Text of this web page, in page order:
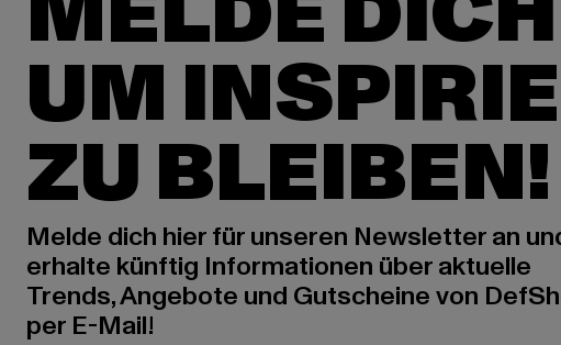
UM
ZU BLEIBEN!
Melde dich hier für unseren Newsletter an
erhalte künftig Informationen über aktuelle
Trends, Angebote und Gutscheine von
per E-Mail!